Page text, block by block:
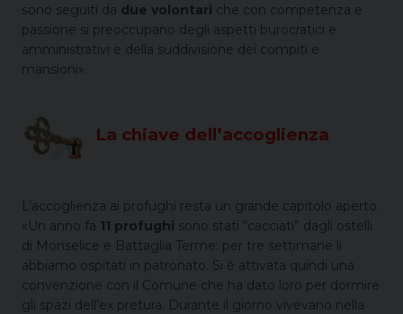
sono seguiti da due volontari che con competenza e
passione si preoccupano degli aspetti burocratici e
amministrativi e della suddivisione dei compiti e
mansioni».
La chiave dell’accoglienza
L’accoglienza ai profughi resta un grande capitolo aperto.
«Un anno fa 11 profughi sono stati “cacciati” dagli ostelli
di Monselice e Battaglia Terme: per tre settimane li
abbiamo ospitati in patronato. Si è attivata quindi una
convenzione con il Comune che ha dato loro per dormire
gli spazi dell’ex pretura. Durante il giorno vivevano nella